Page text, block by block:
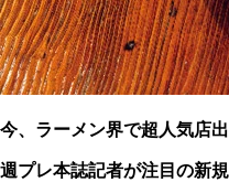
今、ラーメン界で超人気店
週プレ本誌記者が注目の新